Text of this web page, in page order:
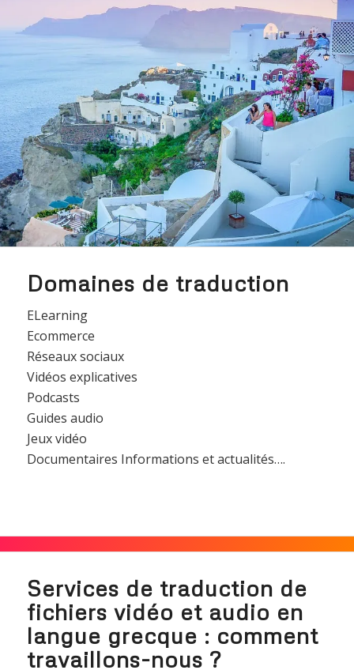
Domaines de traduction
ELearning
Ecommerce
Réseaux sociaux
Vidéos explicatives
Podcasts
Guides audio
Jeux vidéo
Documentaires Informations et actualités….
Services de traduction de
fichiers vidéo et audio en
langue grecque : comment
travaillons-nous ?